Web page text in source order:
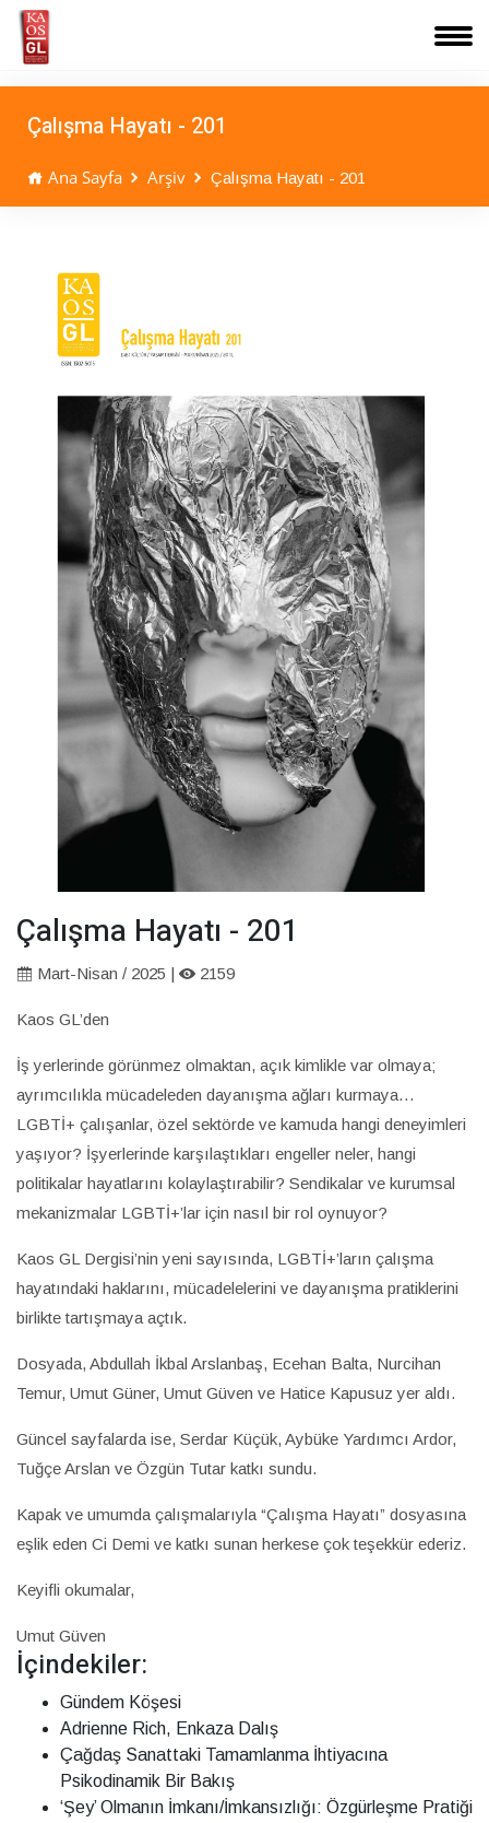
Çalışma Hayatı - 201
Ana Sayfa Arşiv Çalışma Hayatı - 201
Çalışma Hayatı - 201
Mart-Nisan / 2025 | 2159
Kaos GL’den
İş yerlerinde görünmez olmaktan, açık kimlikle var olmaya;
ayrımcılıkla mücadeleden dayanışma ağları kurmaya…
LGBTİ+ çalışanlar, özel sektörde ve kamuda hangi deneyimleri
yaşıyor? İşyerlerinde karşılaştıkları engeller neler, hangi
politikalar hayatlarını kolaylaştırabilir? Sendikalar ve kurumsal
mekanizmalar LGBTİ+’lar için nasıl bir rol oynuyor?
Kaos GL Dergisi’nin yeni sayısında, LGBTİ+’ların çalışma
hayatındaki haklarını, mücadelelerini ve dayanışma pratiklerini
birlikte tartışmaya açtık.
Dosyada, Abdullah İkbal Arslanbaş, Ecehan Balta, Nurcihan
Temur, Umut Güner, Umut Güven ve Hatice Kapusuz yer aldı.
Güncel sayfalarda ise, Serdar Küçük, Aybüke Yardımcı Ardor,
Tuğçe Arslan ve Özgün Tutar katkı sundu.
Kapak ve umumda çalışmalarıyla “Çalışma Hayatı” dosyasına
eşlik eden Ci Demi ve katkı sunan herkese çok teşekkür ederiz.
Keyifli okumalar,
Umut Güven
İçindekiler:
Gündem Köşesi
Adrienne Rich, Enkaza Dalış
Çağdaş Sanattaki Tamamlanma İhtiyacına
Psikodinamik Bir Bakış
‘Şey’ Olmanın İmkanı/İmkansızlığı: Özgürleşme Pratiği